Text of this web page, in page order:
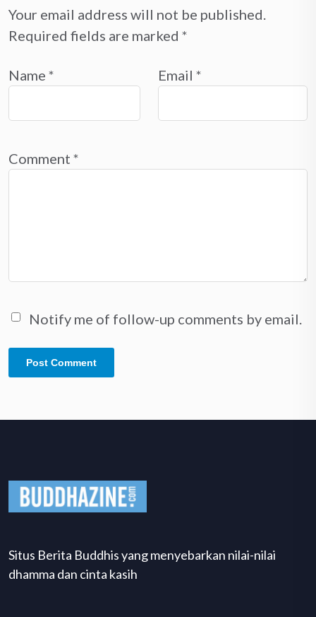
Your email address will not be published.
Required fields are marked *
Name * Email *
Comment *
Notify me of follow-up comments by email.
Situs Berita Buddhis yang menyebarkan nilai-nilai
dhamma dan cinta kasih